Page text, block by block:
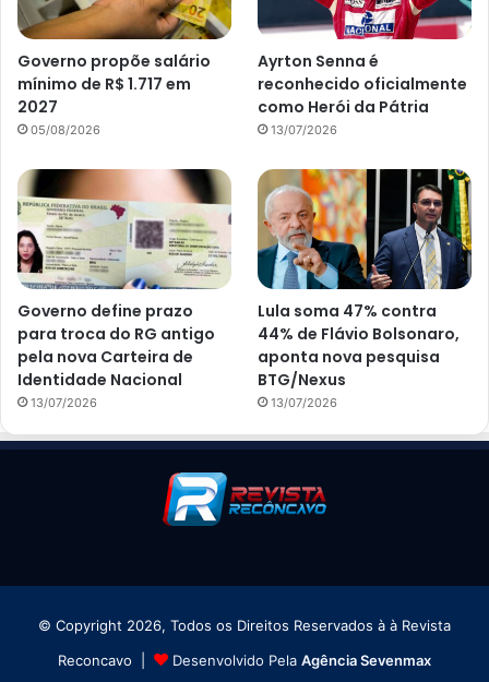
Governo propõe salário
mínimo de R$ 1.717 em
2027
05/08/2026
Ayrton Senna é
reconhecido oficialmente
como Herói da Pátria
13/07/2026
Governo define prazo
para troca do RG antigo
pela nova Carteira de
Identidade Nacional
13/07/2026
Lula soma 47% contra
44% de Flávio Bolsonaro,
aponta nova pesquisa
BTG/Nexus
13/07/2026
© Copyright 2026, Todos os Direitos Reservados à à Revista
Reconcavo |
Desenvolvido Pela Agência Sevenmax